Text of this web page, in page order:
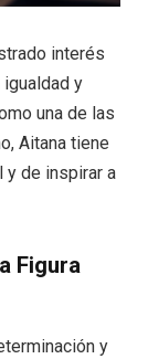
interés
y
una de las
Aitana tiene
y de inspirar a
Figura
y